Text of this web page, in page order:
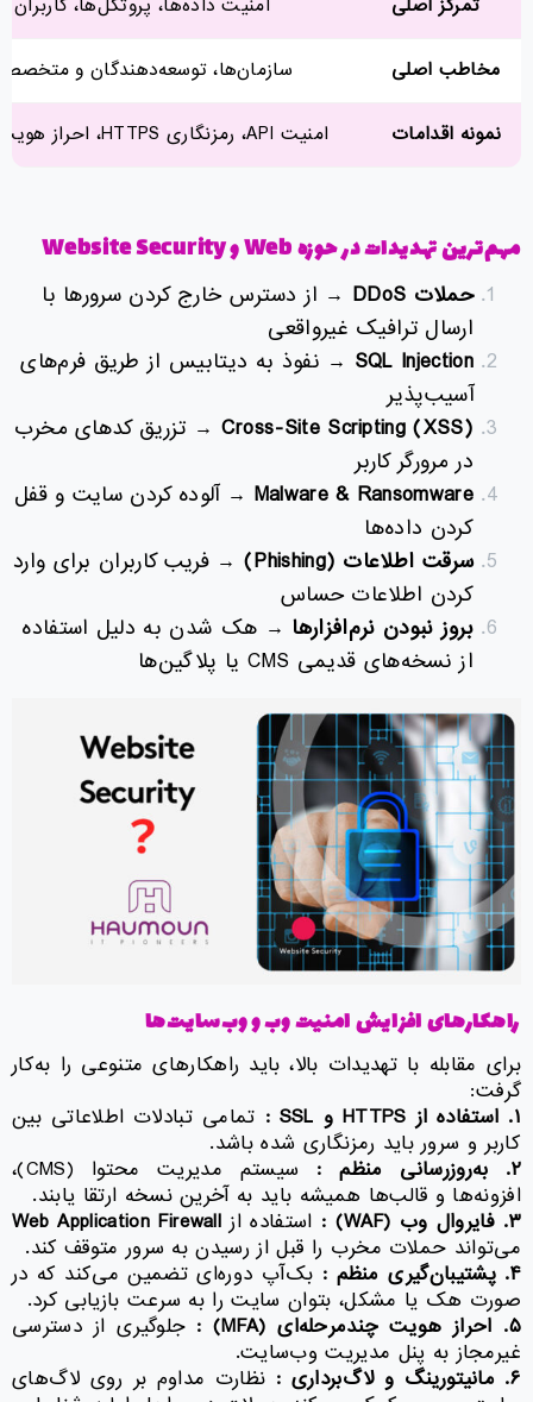
تمرکز اصلی امنیت داده‌ها، پروتکل‌ها، کاربران
مخاطب اصلی سازمان‌ها، توسعه‌دهندگان و
نمونه اقدامات امنیت API، رمزنگاری HTTPS، احراز هویت چندمرحله‌ای
مهم‌ترین تهدیدات در حوزه وWebsite Security
حملات
→ از دسترس خارج کردن سرورها با
ارسال ترافیک غیرواقعی
SQL Injection → نفوذ به دیتابیس از طریق فرم‌های
آسیب‌پذیر
Cross-Site Scripting (XSS) → تزریق کدهای مخرب
در مرورگر کاربر
Malware & Ransomware → آلوده کردن سایت و قفل
کردن داده‌ها
سرقت اطلاعات (Phishing)
→ فریب کاربران برای وارد
کردن اطلاعات حساس
بروز نبودن نرم‌افزارها → هک شدن به دلیل استفاده
از نسخه‌های قدیمی CMS یا پلاگین‌ها
راهکارهای افزایش امنیت وب و وب‌سایت‌ها
برای مقابله با تهدیدات بالا، باید راهکارهای متنوعی را به‌کار
گرفت:
۱. استفاده از و
تمامی تبادلات اطلاعاتی بین
کاربر و سرور باید رمزنگاری شده باشد.
۲. به‌روزرسانی منظم :
سیستم مدیریت محتوا (CMS)،
افزونه‌ها و قالب‌ها همیشه باید به آخرین نسخه ارتقا یابند.
۳.فایروال وب (WAF) : استفاده ازWeb Application Firewall
می‌تواند حملات مخرب را قبل از رسیدن به سرور متوقف کند.
۴.پشتیبان‌گیری منظم : بک‌آپ دوره‌ای تضمین می‌کند که در
صورت هک یا مشکل، بتوان سایت را به سرعت بازیابی کرد.
۵. احراز هویت چندمرحله‌ای(MFA) :
جلوگیری از دسترسی
غیرمجاز به پنل مدیریت وب‌سایت.
۶. مانیتورینگ و لاگ‌برداری : نظارت مداوم بر روی لاگ‌های